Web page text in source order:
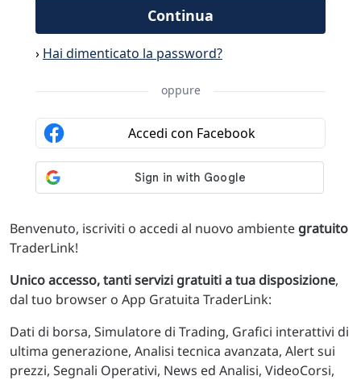
Benvenuto, iscriviti o accedi al nuovo ambiente gratuito
TraderLink!
Unico accesso, tanti servizi gratuiti a tua disposizione,
dal tuo browser o App Gratuita TraderLink:
Dati di borsa, Simulatore di Trading, Grafici interattivi di
ultima generazione, Analisi tecnica avanzata, Alert sui
prezzi, Segnali Operativi, News ed Analisi, VideoCorsi,